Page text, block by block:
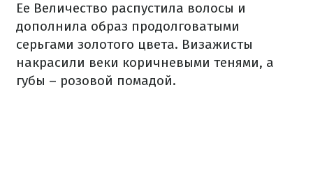
Ее Величество распустила волосы и
дополнила образ продолговатыми
серьгами золотого цвета. Визажисты
накрасили веки коричневыми тенями, а
губы – розовой помадой.